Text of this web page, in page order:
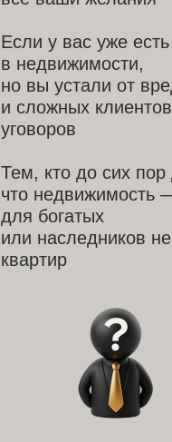
Если у вас уже
в недвижимости,
но вы устали от
и сложных
уговоров
Тем, кто до сих пор
что недвижимость
для богатых
или наследников
квартир